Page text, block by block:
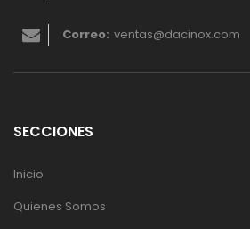
Correo: ventas@dacinox.com
SECCIONES
Inicio
Quienes Somos